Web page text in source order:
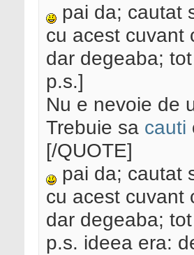
pai da; cautat
cu acest cuvant
dar degeaba;
p.s.]
Nu e nevoie de
Trebuie sa cauti
[/QUOTE]
pai da; cautat
cu acest cuvant
dar degeaba;
p.s. ideea era: